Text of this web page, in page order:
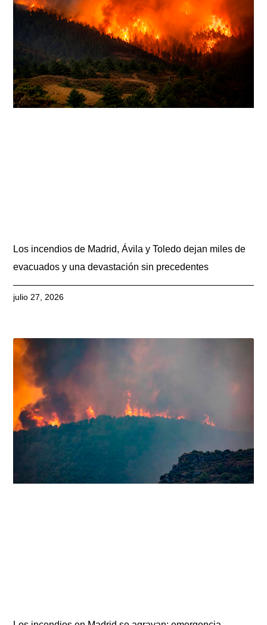
Los incendios de Madrid, Ávila y Toledo dejan miles de
evacuados y una devastación sin precedentes
julio 27, 2026